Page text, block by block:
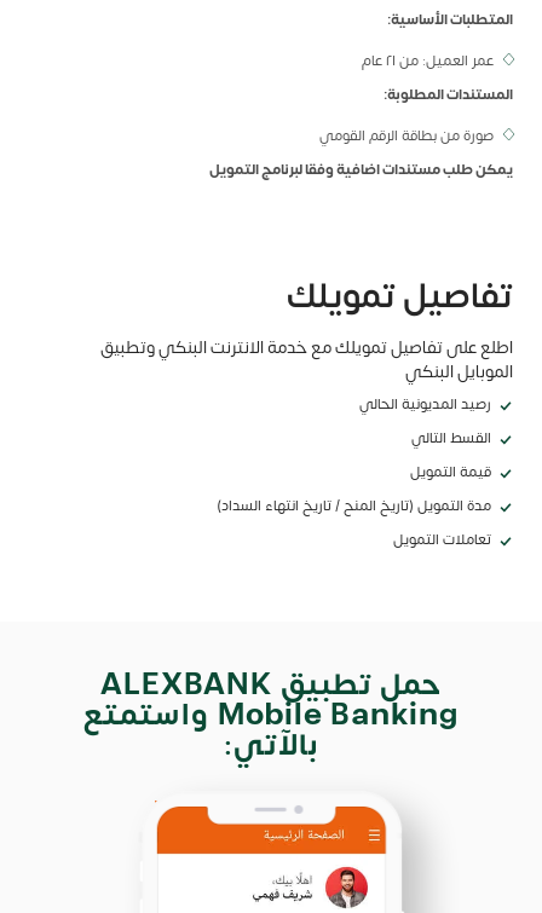
المتطلبات الأساسية:
عمر العميل: من ٢١ عام
المستندات المطلوبة:
صورة من بطاقة الرقم القومي
يمكن طلب مستندات اضافية وفقا لبرنامج التمويل
تفاصيل تمويلك
اطلع على تفاصيل تمويلك مع خدمة الانترنت البنكي وتطبيق
الموبايل البنكي
رصيد المديونية الحالي
القسط التالي
قيمة التمويل
مدة التمويل (تاريخ المنح / تاريخ انتهاء السداد)
تعاملات التمويل
حمل تطبيق ALEXBANK
Mobile Banking واستمتع
بالآتي: